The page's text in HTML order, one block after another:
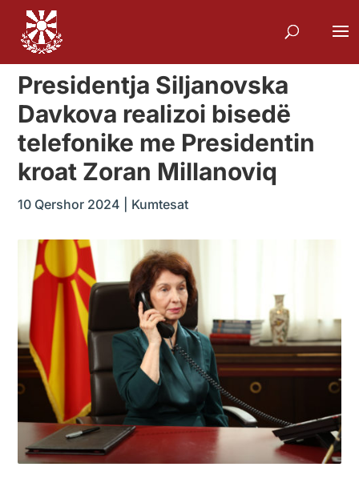
Presidentja Siljanovska
Davkova realizoi bisedë
telefonike me Presidentin
kroat Zoran Millanoviq
10 Qershor 2024 Kumtesat